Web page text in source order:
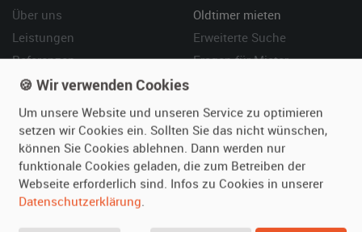
Über uns
Leistungen
Referenzen
Kundenmeinungen
Oldtimer mieten
Erweiterte Suche
Fragen für Mieter
Vermieten
Oldtimer anmelden
Fotos senden
Fragen für Vermieter
Hilfe
Häufige Fragen (FAQ)
So funktioniert's
🍪 Wir verwenden Cookies
Um unsere Website und unseren Service zu optimieren
setzen wir Cookies ein. Sollten Sie das nicht wünschen,
können Sie Cookies ablehnen. Dann werden nur
funktionale Cookies geladen, die zum Betreiben der
Webseite erforderlich sind. Infos zu Cookies in unserer
Datenschutzerklärung.